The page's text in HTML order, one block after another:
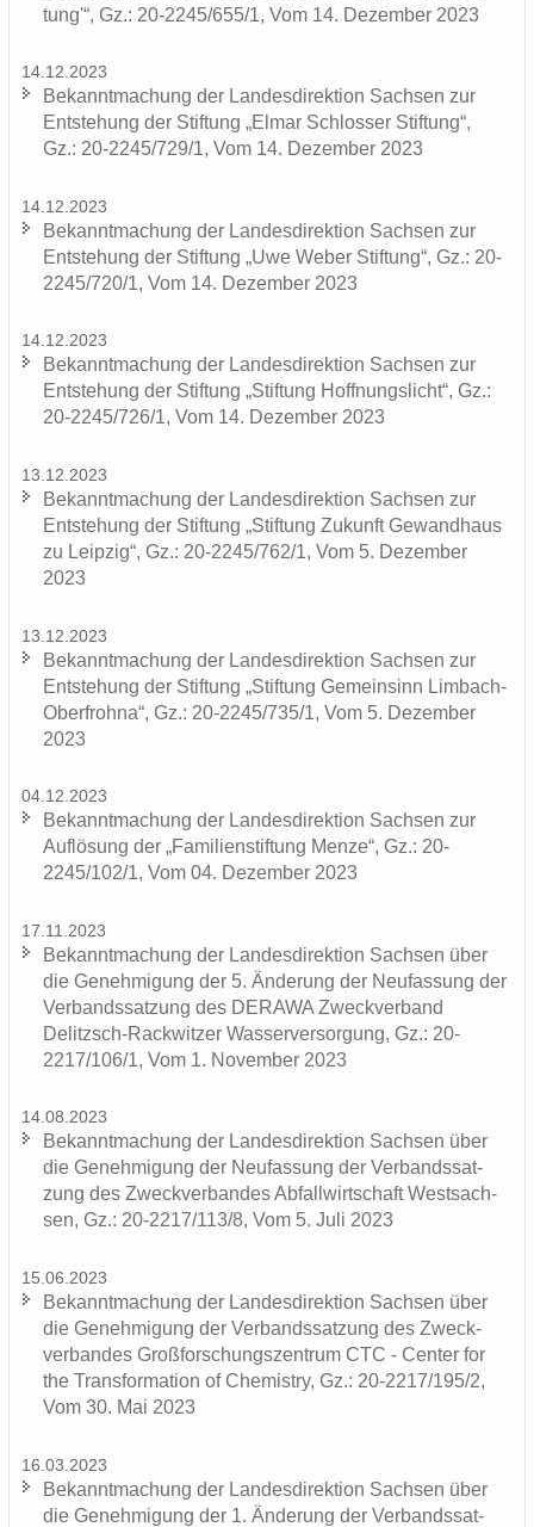
tung'“, Gz.: 20-2245/655/1, Vom 14. De­zem­ber 2023
14.12.2023
Be­kannt­ma­chung der Lan­des­di­rek­ti­on Sach­sen zur
Ent­ste­hung der Stif­tung „Elmar Schlos­ser Stif­tung“,
Gz.: 20-2245/729/1, Vom 14. De­zem­ber 2023
14.12.2023
Be­kannt­ma­chung der Lan­des­di­rek­ti­on Sach­sen zur
Ent­ste­hung der Stif­tung „Uwe Weber Stif­tung“, Gz.: 20-
2245/720/1, Vom 14. De­zem­ber 2023
14.12.2023
Be­kannt­ma­chung der Lan­des­di­rek­ti­on Sach­sen zur
Ent­ste­hung der Stif­tung „Stif­tung Hoff­nungs­licht“, Gz.:
20-2245/726/1, Vom 14. De­zem­ber 2023
13.12.2023
Be­kannt­ma­chung der Lan­des­di­rek­ti­on Sach­sen zur
Ent­ste­hung der Stif­tung „Stif­tung Zu­kunft Ge­wand­haus
zu Leip­zig“, Gz.: 20-2245/762/1, Vom 5. De­zem­ber
2023
13.12.2023
Be­kannt­ma­chung der Lan­des­di­rek­ti­on Sach­sen zur
Ent­ste­hung der Stif­tung „Stif­tung Ge­mein­sinn Limbach-​
Oberfrohna“, Gz.: 20-2245/735/1, Vom 5. De­zem­ber
2023
04.12.2023
Be­kannt­ma­chung der Lan­des­di­rek­ti­on Sach­sen zur
Auf­lö­sung der „Fa­mi­li­en­stif­tung Menze“, Gz.: 20-
2245/102/1, Vom 04. De­zem­ber 2023
17.11.2023
Be­kannt­ma­chung der Lan­des­di­rek­ti­on Sach­sen über
die Ge­neh­mi­gung der 5. Än­de­rung der Neu­fas­sung der
Ver­bands­sat­zung des DERA­WA Zweck­ver­band
Delitzsch-​Rackwitzer Was­ser­ver­sor­gung, Gz.: 20-
2217/106/1, Vom 1. No­vem­ber 2023
14.08.2023
Be­kannt­ma­chung der Lan­des­di­rek­ti­on Sach­sen über
die Ge­neh­mi­gung der Neu­fas­sung der Ver­bands­sat­
zung des Zweck­ver­ban­des Ab­fall­wirt­schaft West­sach­
sen, Gz.: 20-2217/113/8, Vom 5. Juli 2023
15.06.2023
Be­kannt­ma­chung der Lan­des­di­rek­ti­on Sach­sen über
die Ge­neh­mi­gung der Ver­bands­sat­zung des Zweck­
ver­ban­des Groß­for­schungs­zen­trum CTC - Cen­ter for
the Trans­for­ma­ti­on of Che­mis­try, Gz.: 20-2217/195/2,
Vom 30. Mai 2023
16.03.2023
Be­kannt­ma­chung der Lan­des­di­rek­ti­on Sach­sen über
die Ge­neh­mi­gung der 1. Än­de­rung der Ver­bands­sat­